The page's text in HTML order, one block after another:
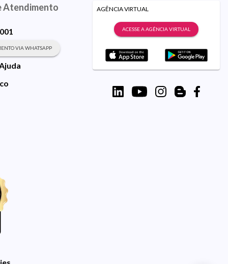
Atendimento
VIA WHATSAPP
AGÊNCIA VIRTUAL
ACESSE A AGÊNCIA VIRTUAL